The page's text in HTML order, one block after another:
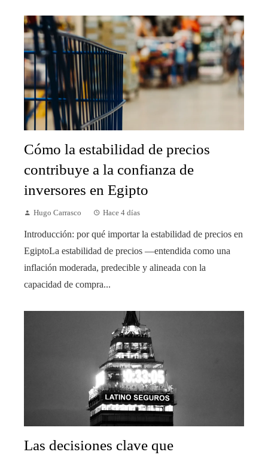
Cómo la estabilidad de precios
contribuye a la confianza de
inversores en Egipto
Hugo Carrasco Hace 4 días
Introducción: por qué importar la estabilidad de precios en
EgiptoLa estabilidad de precios —entendida como una
inflación moderada, predecible y alineada con la
capacidad de compra...
Las decisiones clave que